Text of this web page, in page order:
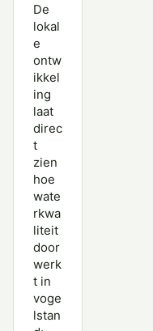
De
lokal
e
ontw
ikkel
ing
laat
direc
t
zien
hoe
wate
rkwa
liteit
door
werk
t in
voge
lstan